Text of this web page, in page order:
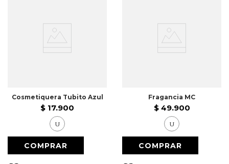
Cosmetiquera Tubito Azul
$ 17.900
U
Fragancia MC
$ 49.900
U